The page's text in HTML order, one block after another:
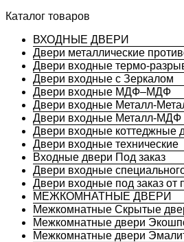
Каталог товаров
ВХОДНЫЕ ДВЕРИ
Двери металлические
Двери входные термо-
Двери входные с Зеркалом
Двери входные МДФ–МДФ
Двери входные Металл-
Двери входные Металл-МДФ
Двери входные коттеджные
Двери входные технические
Входные двери Под заказ
Двери входные
Двери входные под заказ от
МЕЖКОМНАТНЫЕ ДВЕРИ
Межкомнатные Скрытые
Межкомнатные двери
Межкомнатные двери